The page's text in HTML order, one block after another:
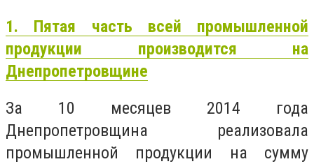
1. Пятая часть всей промышленной
продукции производится на
Днепропетровщине
За 10 месяцев 2014 года
Днепропетровщина реализовала
промышленной продукции на сумму